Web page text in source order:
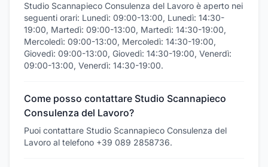
Studio Scannapieco Consulenza del Lavoro è aperto nei
seguenti orari: Lunedì: 09:00-13:00, Lunedì: 14:30-
19:00, Martedì: 09:00-13:00, Martedì: 14:30-19:00,
Mercoledì: 09:00-13:00, Mercoledì: 14:30-19:00,
Giovedì: 09:00-13:00, Giovedì: 14:30-19:00, Venerdì:
09:00-13:00, Venerdì: 14:30-19:00.
Come posso contattare Studio Scannapieco
Consulenza del Lavoro?
Puoi contattare Studio Scannapieco Consulenza del
Lavoro al telefono +39 089 2858736.